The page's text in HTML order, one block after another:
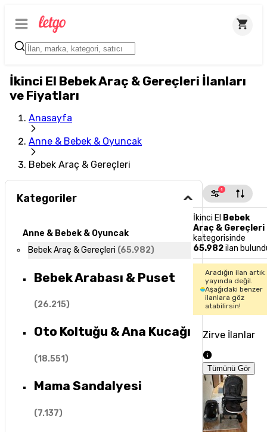
İkinci El Bebek Araç & Gereçleri İlanları
ve Fiyatları
Anasayfa
Anne & Bebek & Oyuncak
Bebek Araç & Gereçleri
Kategoriler
Anne & Bebek & Oyuncak
Bebek Araç & Gereçleri (65.982)
Bebek Arabası & Puset
(26.215)
Oto Koltuğu & Ana Kucağı
(18.551)
Mama Sandalyesi
(7.137)
1
İkinci El Bebek
Araç & Gereçleri
kategorisinde
65.982ilan
Aradığın ilan artık
yayında değil.
Aşağıdaki benzer
ilanlara göz
atabilirsin!
Zirve İlanlar
Tümünü Gör